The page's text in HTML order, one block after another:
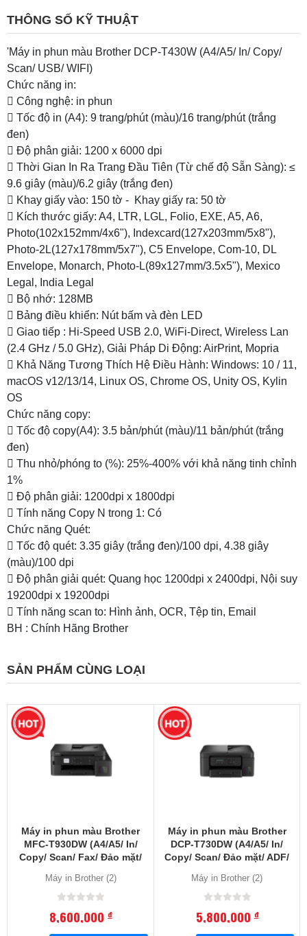
THÔNG SỐ KỸ THUẬT
'Máy in phun màu Brother DCP-T430W (A4/A5/ In/ Copy/
Scan/ USB/ WIFI)
Chức năng in:
 Công nghệ: in phun
 Tốc độ in (A4): 9 trang/phút (màu)/16 trang/phút (trắng
đen)
 Độ phân giải: 1200 x 6000 dpi
 Thời Gian In Ra Trang Đầu Tiên (Từ chế độ Sẵn Sàng): ≤
9.6 giây (màu)/6.2 giây (trắng đen)
 Khay giấy vào: 150 tờ - Khay giấy ra: 50 tờ
 Kích thước giấy: A4, LTR, LGL, Folio, EXE, A5, A6,
Photo(102x152mm/4x6"), Indexcard(127x203mm/5x8"),
Photo-2L(127x178mm/5x7"), C5 Envelope, Com-10, DL
Envelope, Monarch, Photo-L(89x127mm/3.5x5"), Mexico
Legal, India Legal
 Bộ nhớ: 128MB
 Bảng điều khiển: Nút bấm và đèn LED
 Giao tiếp : Hi-Speed USB 2.0, WiFi-Direct, Wireless Lan
(2.4 GHz / 5.0 GHz), Giải Pháp Di Động: AirPrint, Mopria
 Khả Năng Tương Thích Hệ Điều Hành: Windows: 10 / 11,
macOS v12/13/14, Linux OS, Chrome OS, Unity OS, Kylin
OS
Chức năng copy:
 Tốc độ copy(A4): 3.5 bản/phút (màu)/11 bản/phút (trắng
đen)
 Thu nhỏ/phóng to (%): 25%-400% với khả năng tinh chỉnh
1%
 Độ phân giải: 1200dpi x 1800dpi
 Tính năng Copy N trong 1: Có
Chức năng Quét:
 Tốc độ quét: 3.35 giây (trắng đen)/100 dpi, 4.38 giây
(màu)/100 dpi
 Độ phân giải quét: Quang học 1200dpi x 2400dpi, Nội suy
19200dpi x 19200dpi
 Tính năng scan to: Hình ảnh, OCR, Tệp tin, Email
BH : Chính Hãng Brother
SẢN PHẨM CÙNG LOẠI
Máy in phun màu Brother
MFC-T930DW (A4/A5/ In/
Copy/ Scan/ Fax/ Đảo mặt/
Máy in Brother (2)
8,600,000đ
Máy in phun màu Brother
DCP-T730DW (A4/A5/ In/
Copy/ Scan/ Đảo mặt/ ADF/
Máy in Brother (2)
5,800,000đ